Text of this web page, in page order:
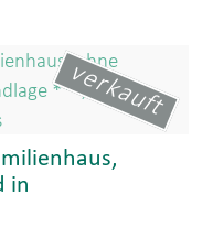
verkauft
in